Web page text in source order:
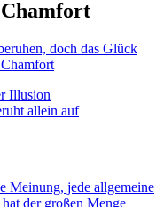
Illusion
allein auf